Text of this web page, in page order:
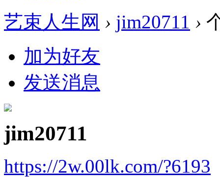
艺束人生网 › jim20711 ›
加为好友
发送消息
jim20711
https://2w.00lk.com/?6193